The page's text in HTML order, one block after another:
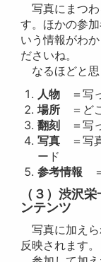
写真にまつわ
す。ほかの参
いう情報がわ
ださいね。
なるほどと思
人物 ＝写
場所 ＝ど
翻刻 ＝写
写真 ＝写
ード
参考情報
（３）渋沢
ンテンツ
写真に加えら
反映されます。